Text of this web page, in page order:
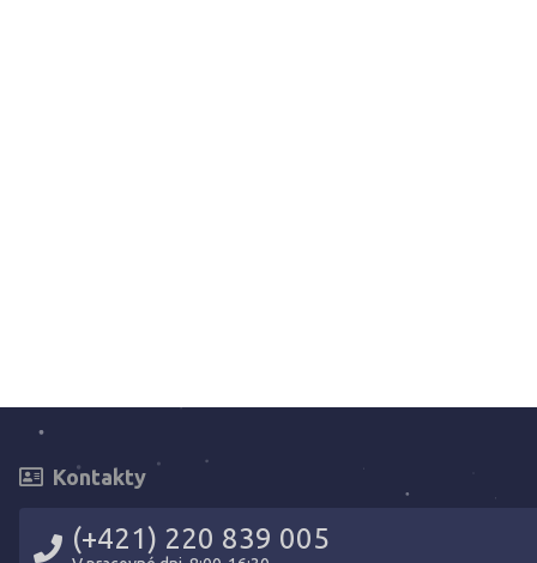
Kontakty
(+421) 220 839 005